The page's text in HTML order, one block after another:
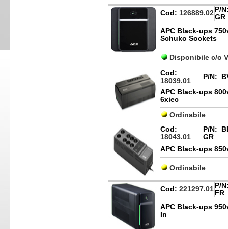
Cod: 126889.02 P/
GR
APC Black-ups
Schuko Sockets
Disponibile c/o
Cod:
18039.01
P/N:
APC Black-ups
6xiec
Ordinabile
Cod:
18043.01
P/N:
GR
APC Black-ups
Ordinabile
Cod: 221297.01 P/
FR
APC Black-ups
In